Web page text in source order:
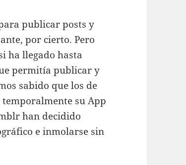
publicar posts y
por cierto. Pero
ha llegado hasta
permitía publicar y
sabido que los de
su App
han decidido
e inmolarse sin